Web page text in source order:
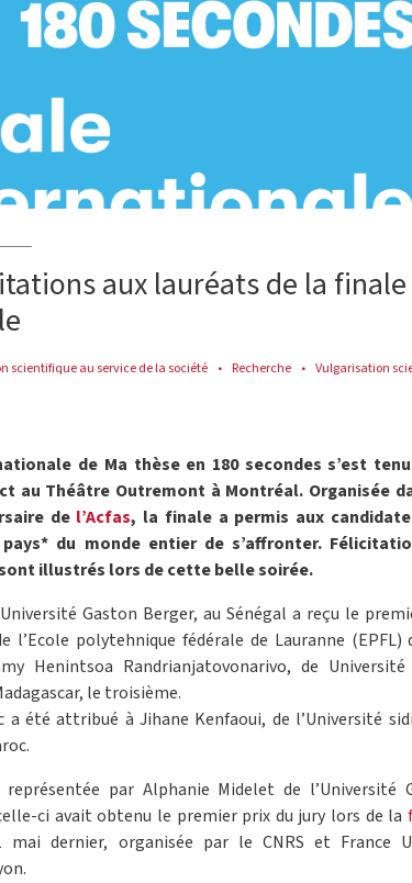
aux lauréats de la finale
scientifique au service de la société Recherche Vulgarisation
de Ma thèse en 180 secondes s’est
au Théâtre Outremont à Montréal. Organisée
de l’Acfas, la finale a permis aux
pays* du monde entier de s’affronter.
illustrés lors de cette belle soirée.
Gaston Berger, au Sénégal a reçu le
l’Ecole polytehnique fédérale de Lauranne (EPFL)
Henintsoa Randrianjatovonarivo, de Université
le troisième.
a été attribué à Jihane Kenfaoui, de l’Université
par Alphanie Midelet de l’Université
ci avait obtenu le premier prix du jury lors de la
dernier, organisée par le CNRS et France